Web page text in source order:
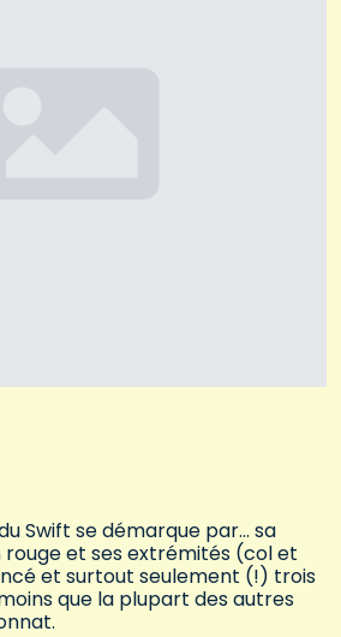
Swift se démarque par… sa
rouge et ses extrémités (col et
et surtout seulement (!) trois
que la plupart des autres